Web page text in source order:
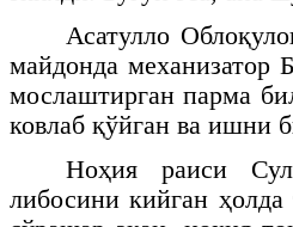
Асатулло
майдонда механизатор
мослаштирган парма
ковлаб қўйган ва ишни
Ноҳия раиси
либосини кийган